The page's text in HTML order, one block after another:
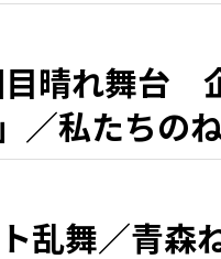
晴れ舞台
／私たちの
乱舞／青森